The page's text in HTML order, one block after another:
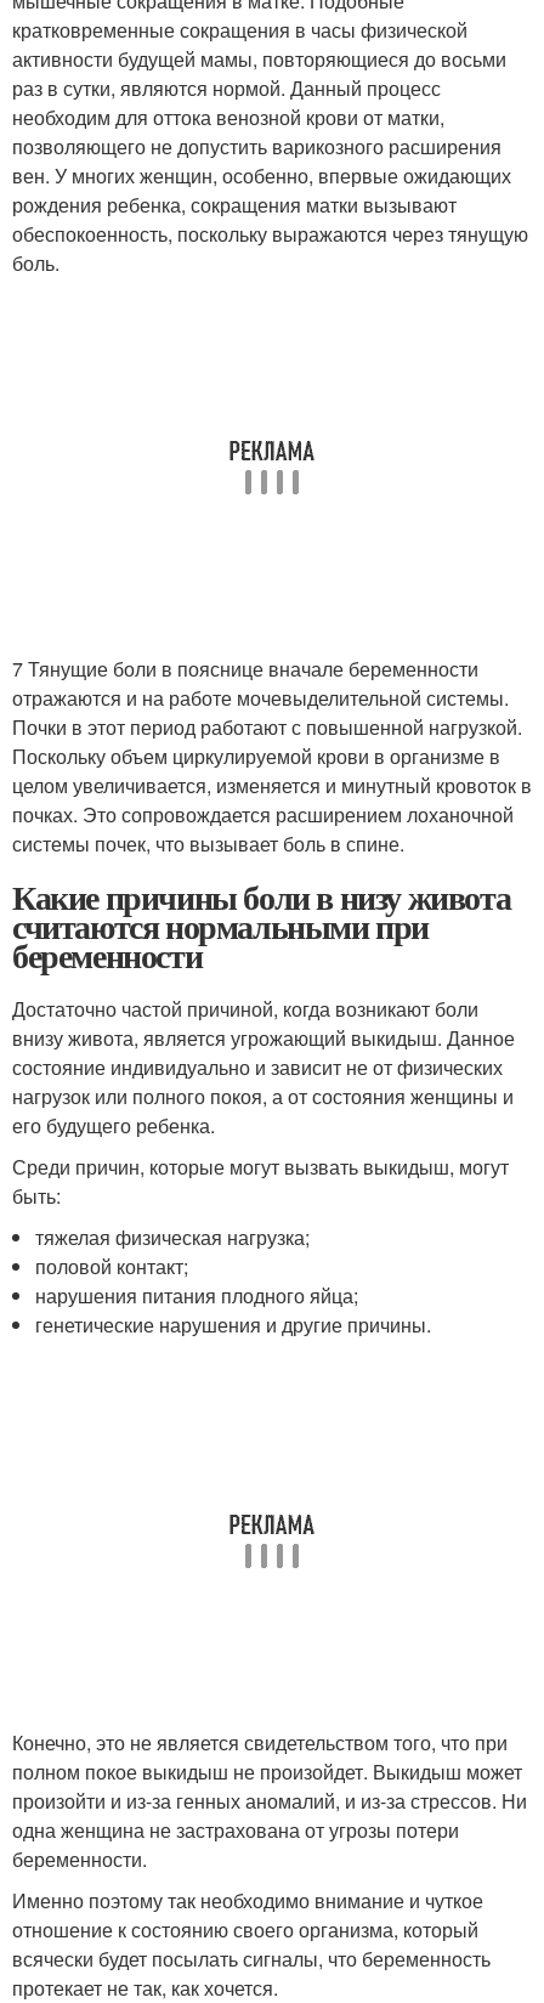
кратковременные сокращения в часы физической
активности будущей мамы, повторяющиеся до восьми
раз в сутки, являются нормой. Данный процесс
необходим для оттока венозной крови от матки,
позволяющего не допустить варикозного расширения
вен. У многих женщин, особенно, впервые ожидающих
рождения ребенка, сокращения матки вызывают
обеспокоенность, поскольку выражаются через тянущую
боль.
7 Тянущие боли в пояснице вначале беременности
отражаются и на работе мочевыделительной системы.
Почки в этот период работают с повышенной нагрузкой.
Поскольку объем циркулируемой крови в организме в
целом увеличивается, изменяется и минутный кровоток в
почках. Это сопровождается расширением лоханочной
системы почек, что вызывает боль в спине.
Какие причины боли в низу живота
считаются нормальными при
беременности
Достаточно частой причиной, когда возникают боли
внизу живота, является угрожающий выкидыш. Данное
состояние индивидуально и зависит не от физических
нагрузок или полного покоя, а от состояния женщины и
его будущего ребенка.
Среди причин, которые могут вызвать выкидыш, могут
быть:
тяжелая физическая нагрузка;
половой контакт;
нарушения питания плодного яйца;
генетические нарушения и другие причины.
Конечно, это не является свидетельством того, что при
полном покое выкидыш не произойдет. Выкидыш может
произойти и из-за генных аномалий, и из-за стрессов. Ни
одна женщина не застрахована от угрозы потери
беременности.
Именно поэтому так необходимо внимание и чуткое
отношение к состоянию своего организма, который
всячески будет посылать сигналы, что беременность
протекает не так, как хочется.